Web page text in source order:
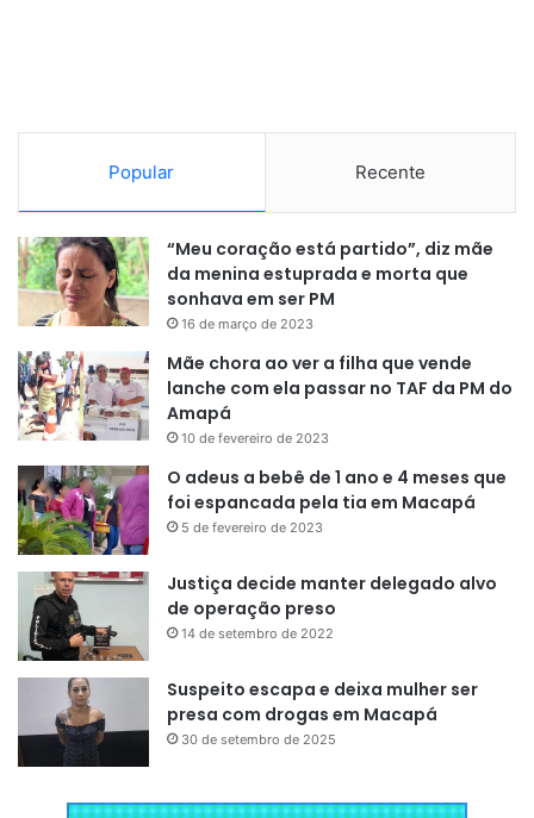
Popular Recente
“Meu coração está partido”, diz mãe
da menina estuprada e morta que
sonhava em ser PM
16 de março de 2023
Mãe chora ao ver a filha que vende
lanche com ela passar no TAF da PM do
Amapá
10 de fevereiro de 2023
O adeus a bebê de 1 ano e 4 meses que
foi espancada pela tia em Macapá
5 de fevereiro de 2023
Justiça decide manter delegado alvo
de operação preso
14 de setembro de 2022
Suspeito escapa e deixa mulher ser
presa com drogas em Macapá
30 de setembro de 2025